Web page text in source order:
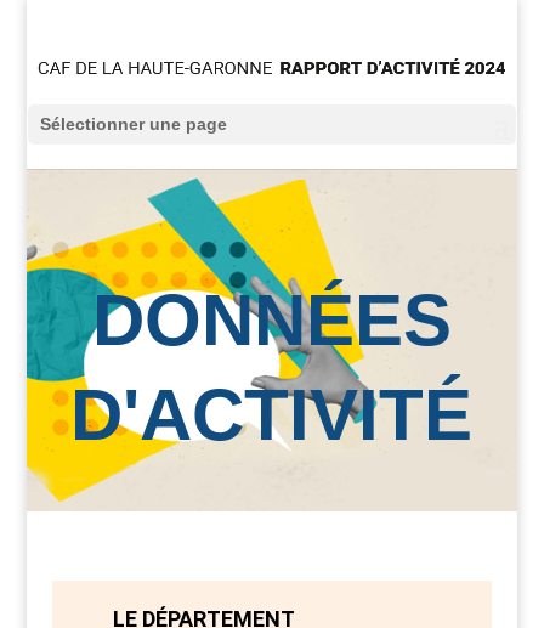
Sélectionner une page
DONNÉES
D'ACTIVITÉ
LE DÉPARTEMENT